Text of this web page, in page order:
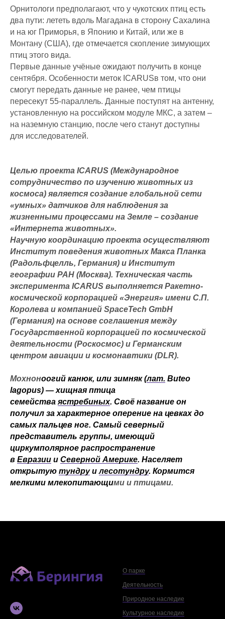
Орнитологи предполагают, что у чукотских птиц есть
два пути: лететь вдоль Магадана в сторону Сахалина
и на юг Приморья, в Японию и Китай, или же в
Монтану (США), где отмечается скопление зимующих
птиц этого вида.
Первые данные учёные ожидают получить в конце
сентября. Особенности меток ICARUSв том, что они
смогут передать данные не ранее, чем птицы
пересекут 55-параллель. Данные поступят на антенну,
установленную на российском модуле МКС, а затем –
на наземную станцию, после чего станут доступны
для исследователей.
Целью проекта ICARUS (Международное
сотрудничество по изучению животных из
космоса) является создание глобальной сети
«умных» датчиков для наблюдения за
жизненными процессами на Земле – создание
«Интернета животных».
Научную координацию проекта осуществляют
Институт поведения животных Макса Планка
(Радольфцелль, Германия) и Институт
географии РАН (Москва). Техническая часть
эксперимента ICARUS выполняется Ракетно-
космической корпорацией «Энергия» имени С.П.
Королева и компанией SpaceTech GmbH
(Германия) на основе соглашения между
Государственной корпорацией по космической
деятельности (Роскосмос) и Германским
центром авиации и космонавтики (DLR).
Мохноноогий канюк, или зимняк (лат. Buteo
lagopus) — хищная птица
семейства ястребиных. Своё название он
получил за характерное оперение на цевках до
самых пальцев ног. Самый северный
представитель группы, имеющий
циркумполярное распространение
в Евразии и Северной Америке. Населяет
открытую тундруилесотундру. Кормится
мелкими млекопитающими и птицами.
О парке
Деятельность
Природное наследие
Культурное наследие